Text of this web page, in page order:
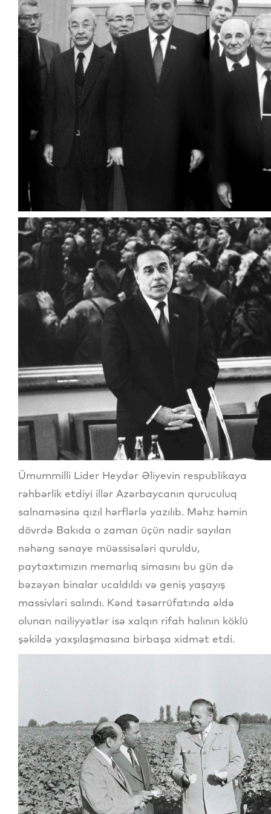
Ümummilli Lider Heydər Əliyevin respublikaya
rəhbərlik etdiyi illər Azərbaycanın quruculuq
salnaməsinə qızıl hərflərlə yazılıb. Məhz həmin
dövrdə Bakıda o zaman üçün nadir sayılan
nəhəng sənaye müəssisələri quruldu,
paytaxtımızın memarlıq simasını bu gün də
bəzəyən binalar ucaldıldı və geniş yaşayış
massivləri salındı. Kənd təsərrüfatında əldə
olunan nailiyyətlər isə xalqın rifah halının köklü
şəkildə yaxşılaşmasına birbaşa xidmət etdi.